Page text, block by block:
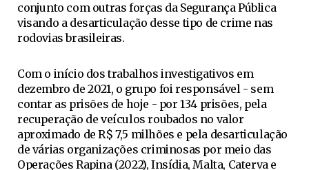
conjunto com outras forças da Segurança Pública
visando a desarticulação desse tipo de crime nas
rodovias brasileiras.
Com o início dos trabalhos investigativos em
dezembro de 2021, o grupo foi responsável - sem
contar as prisões de hoje - por 134 prisões, pela
recuperação de veículos roubados no valor
aproximado de R$ 7,5 milhões e pela desarticulação
de várias organizações criminosas por meio das
Operações Rapina (2022), Insídia, Malta, Caterva e